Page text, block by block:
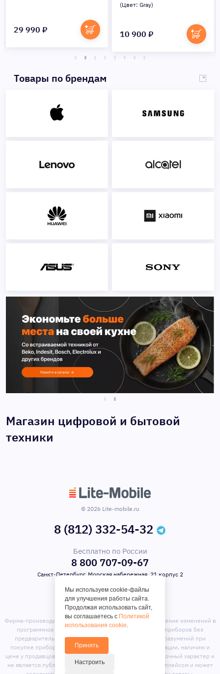
29 990 ₽
(Цвет: Gray)
10 900 ₽
Товары по брендам
Магазин цифровой и бытовой
техники
© 2026 Lite-mobile.ru
8 (812) 332-54-32
Бесплатно по России
8 800 707-09-67
Санкт-Петербург, Морская набережная, 21 корпус 2
Фирма-производитель оставляет за собой право на внесение изменений в
программное обеспечение, дизайн и комплектацию приборов без
предварительного уведомления. Во избежание недоразумений при
покупке приборов уточняйте информацию о комплектации, наличию и
цене у продавцов. Вся информация на сайте носит справочный характер и
не является публичной офертой. Сайт является маркет-плейсом и может
Мы используем cookie-файлы
для улучшения работы сайта.
Продолжая использовать сайт,
вы соглашаетесь с Политикой
использования cookie.
Принять
Настроить